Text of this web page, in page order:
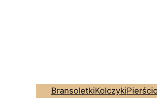
BransoletkiKolczyki